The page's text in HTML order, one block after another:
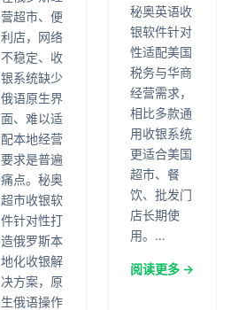
营超市、便
利店，网络
不稳定、收
银系统缺少
俄语原生界
面、难以适
配本地经营
要求是普遍
痛点。秘奥
超市收银软
件针对性打
造俄罗斯本
地化收银解
决方案，原
生俄语操作
秘奥英语收
银软件针对
性适配美国
税务与华商
经营需求，
相比多款通
用收银系统
更适合美国
超市、餐
饮、批发门
店长期使
用。…
阅读更多 →